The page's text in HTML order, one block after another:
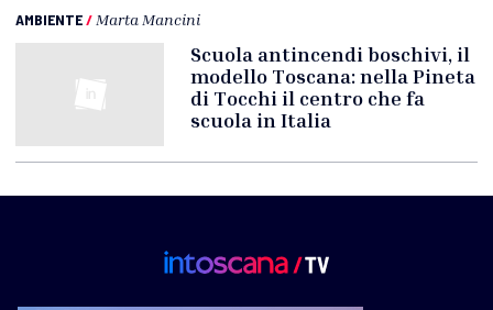
AMBIENTE/ Marta Mancini
Scuola antincendi boschivi, il
modello Toscana: nella Pineta
di Tocchi il centro che fa
scuola in Italia